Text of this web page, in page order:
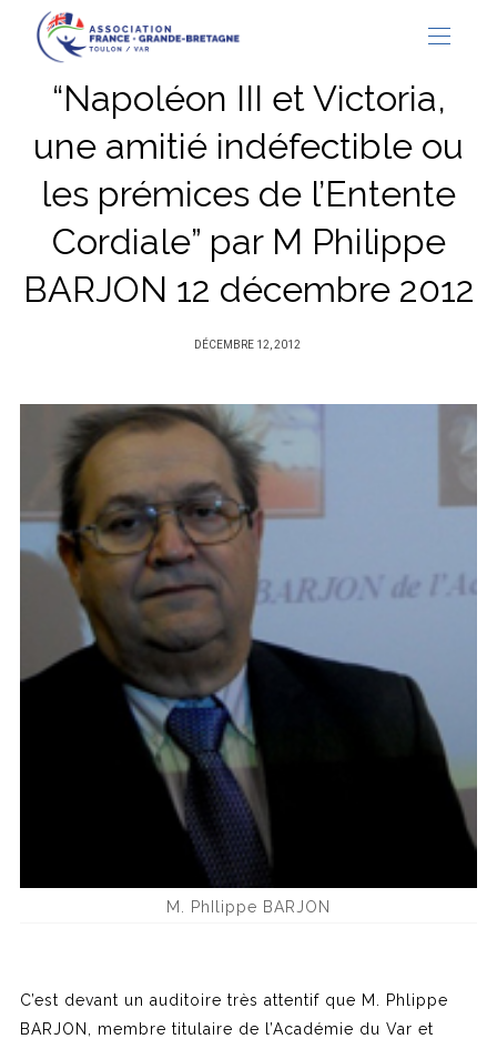
“Napoléon III et Victoria,
une amitié indéfectible ou
les prémices de l’Entente
Cordiale” par M Philippe
BARJON 12 décembre 2012
PUBLIÉ
DÉCEMBRE 12, 2012
M. PhIlippe BARJON
C’est devant un auditoire très attentif que M. Phlippe
BARJON, membre titulaire de l’Académie du Var et